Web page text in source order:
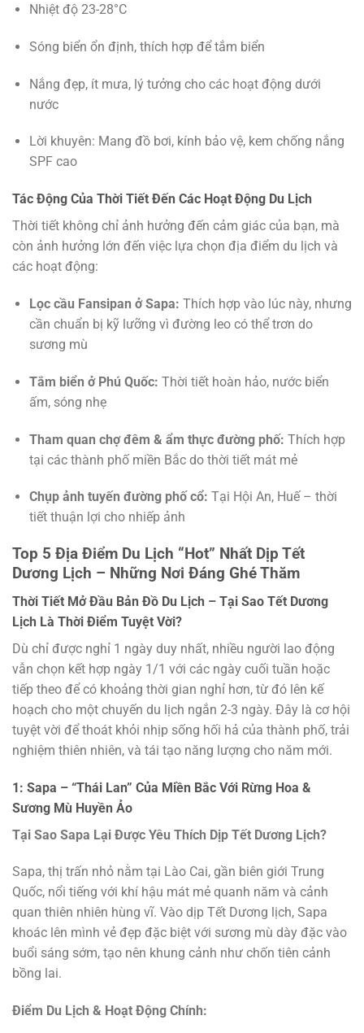
Nhiệt độ 23-28°C
Sóng biển ổn định, thích hợp để tắm biển
Nắng đẹp, ít mưa, lý tưởng cho các hoạt động dưới
nước
Lời khuyên: Mang đồ bơi, kính bảo vệ, kem chống nắng
SPF cao
Tác Động Của Thời Tiết Đến Các Hoạt Động Du Lịch
Thời tiết không chỉ ảnh hưởng đến cảm giác của bạn, mà
còn ảnh hưởng lớn đến việc lựa chọn địa điểm du lịch và
các hoạt động:
Lọc cầu Fansipan ở Sapa: Thích hợp vào lúc này, nhưng
cần chuẩn bị kỹ lưỡng vì đường leo có thể trơn do
sương mù
Tắm biển ở Phú Quốc: Thời tiết hoàn hảo, nước biển
ấm, sóng nhẹ
Tham quan chợ đêm & ẩm thực đường phố: Thích hợp
tại các thành phố miền Bắc do thời tiết mát mẻ
Chụp ảnh tuyến đường phố cổ: Tại Hội An, Huế – thời
tiết thuận lợi cho nhiếp ảnh
Top 5 Địa Điểm Du Lịch “Hot” Nhất Dịp Tết
Dương Lịch – Những Nơi Đáng Ghé Thăm
Thời Tiết Mở Đầu Bản Đồ Du Lịch – Tại Sao Tết Dương
Lịch Là Thời Điểm Tuyệt Vời?
Dù chỉ được nghỉ 1 ngày duy nhất, nhiều người lao động
vẫn chọn kết hợp ngày 1/1 với các ngày cuối tuần hoặc
tiếp theo để có khoảng thời gian nghỉ hơn, từ đó lên kế
hoạch cho một chuyến du lịch ngắn 2-3 ngày. Đây là cơ hội
tuyệt vời để thoát khỏi nhịp sống hối hả của thành phố, trải
nghiệm thiên nhiên, và tái tạo năng lượng cho năm mới.
1: Sapa – “Thái Lan” Của Miền Bắc Với Rừng Hoa &
Sương Mù Huyền Ảo
Tại Sao Sapa Lại Được Yêu Thích Dịp Tết Dương Lịch?
Sapa, thị trấn nhỏ nằm tại Lào Cai, gần biên giới Trung
Quốc, nổi tiếng với khí hậu mát mẻ quanh năm và cảnh
quan thiên nhiên hùng vĩ. Vào dịp Tết Dương lịch, Sapa
khoác lên mình vẻ đẹp đặc biệt với sương mù dày đặc vào
buổi sáng sớm, tạo nên khung cảnh như chốn tiên cảnh
bồng lai.
Điểm Du Lịch & Hoạt Động Chính: